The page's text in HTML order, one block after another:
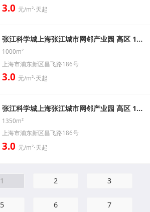
3.0 元/m²⋅天起
张江科学城上海张江城市网邻产业园 高区 1000㎡ 带装修办公室出租信息
1000m²
上海市浦东新区昌飞路186号
3.0 元/m²⋅天起
张江科学城上海张江城市网邻产业园 高区 1350㎡ 带装修办公室出租信息
1350m²
上海市浦东新区昌飞路186号
3.0 元/m²⋅天起
1 2 3
5 6 7